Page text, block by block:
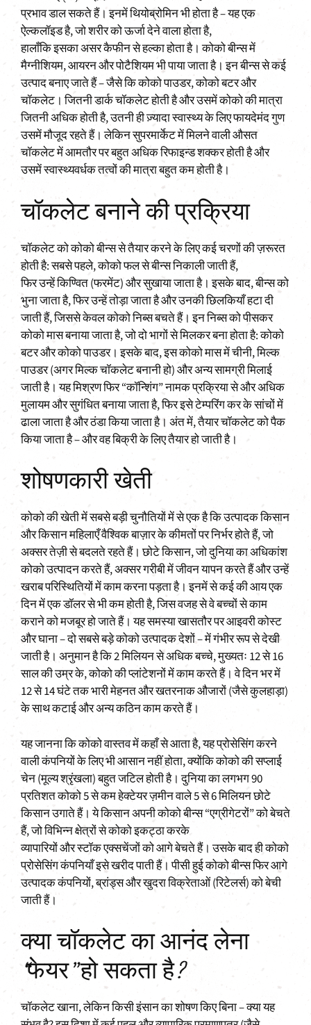
प्रभाव डाल सकते हैं। इनमें थियोब्रोमिन भी होता है – यह एक
ऐल्कलॉइड है, जो शरीर को ऊर्जा देने वाला होता है,
हालाँकि इसका असर कैफीन से हल्का होता है। कोको बीन्स में
मैग्नीशियम, आयरन और पोटैशियम भी पाया जाता है। इन बीन्स से कई
उत्पाद बनाए जाते हैं – जैसे कि कोको पाउडर, कोको बटर और
चॉकलेट। जितनी डार्क चॉकलेट होती है और उसमें कोको की मात्रा
जितनी अधिक होती है, उतनी ही ज़्यादा स्वास्थ्य के लिए फायदेमंद गुण
उसमें मौजूद रहते हैं। लेकिन सुपरमार्केट में मिलने वाली औसत
चॉकलेट में आमतौर पर बहुत अधिक रिफाइन्ड शक्कर होती है और
उसमें स्वास्थ्यवर्धक तत्वों की मात्रा बहुत कम होती है।
चॉकलेट बनाने की प्रक्रिया
चॉकलेट को कोको बीन्स से तैयार करने के लिए कई चरणों की ज़रूरत
होती है: सबसे पहले, कोको फल से बीन्स निकाली जाती हैं,
फिर उन्हें किण्वित (फरमेंट) और सुखाया जाता है। इसके बाद, बीन्स को
भुना जाता है, फिर उन्हें तोड़ा जाता है और उनकी छिलकियाँ हटा दी
जाती हैं, जिससे केवल कोको निब्स बचते हैं। इन निब्स को पीसकर
कोको मास बनाया जाता है, जो दो भागों से मिलकर बना होता है: कोको
बटर और कोको पाउडर। इसके बाद, इस कोको मास में चीनी, मिल्क
पाउडर (अगर मिल्क चॉकलेट बनानी हो) और अन्य सामग्री मिलाई
जाती है। यह मिश्रण फिर “कॉन्शिंग” नामक प्रक्रिया से और अधिक
मुलायम और सुगंधित बनाया जाता है, फिर इसे टेम्परिंग कर के सांचों में
ढाला जाता है और ठंडा किया जाता है। अंत में, तैयार चॉकलेट को पैक
किया जाता है – और वह बिक्री के लिए तैयार हो जाती है।
शोषणकारी खेती
कोको की खेती में सबसे बड़ी चुनौतियों में से एक है कि उत्पादक किसान
और किसान महिलाएँ वैश्विक बाज़ार के कीमतों पर निर्भर होते हैं, जो
अक्सर तेज़ी से बदलते रहते हैं। छोटे किसान, जो दुनिया का अधिकांश
कोको उत्पादन करते हैं, अक्सर गरीबी में जीवन यापन करते हैं और उन्हें
खराब परिस्थितियों में काम करना पड़ता है। इनमें से कई की आय एक
दिन में एक डॉलर से भी कम होती है, जिस वजह से वे बच्चों से काम
कराने को मजबूर हो जाते हैं। यह समस्या खासतौर पर आइवरी कोस्ट
और घाना – दो सबसे बड़े कोको उत्पादक देशों – में गंभीर रूप से देखी
जाती है। अनुमान है कि 2 मिलियन से अधिक बच्चे, मुख्यतः 12 से 16
साल की उम्र के, कोको की प्लांटेशनों में काम करते हैं। वे दिन भर में
12 से 14 घंटे तक भारी मेहनत और खतरनाक औजारों (जैसे कुलहाड़ा)
के साथ कटाई और अन्य कठिन काम करते हैं।
यह जानना कि कोको वास्तव में कहाँ से आता है, यह प्रोसेसिंग करने
वाली कंपनियों के लिए भी आसान नहीं होता, क्योंकि कोको की सप्लाई
चेन (मूल्य श्रृंखला) बहुत जटिल होती है। दुनिया का लगभग 90
प्रतिशत कोको 5 से कम हेक्टेयर ज़मीन वाले 5 से 6 मिलियन छोटे
किसान उगाते हैं। ये किसान अपनी कोको बीन्स “एग्रीगेटरों” को बेचते
हैं, जो विभिन्न क्षेत्रों से कोको इकट्ठा करके
व्यापारियों और स्टॉक एक्सचेंजों को आगे बेचते हैं। उसके बाद ही कोको
प्रोसेसिंग कंपनियाँ इसे खरीद पाती हैं। पीसी हुई कोको बीन्स फिर आगे
उत्पादक कंपनियों, ब्रांड्स और खुदरा विक्रेताओं (रिटेलर्स) को बेची
जाती हैं।
क्या चॉकलेट का आनंद लेना
“फेयर” हो सकता है?
चॉकलेट खाना, लेकिन किसी इंसान का शोषण किए बिना – क्या यह